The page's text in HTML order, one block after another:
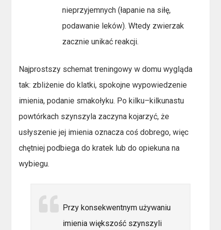
nieprzyjemnych (łapanie na siłę,
podawanie leków). Wtedy zwierzak
zacznie unikać reakcji.
Najprostszy schemat treningowy w domu wygląda
tak: zbliżenie do klatki, spokojne wypowiedzenie
imienia, podanie smakołyku. Po kilku–kilkunastu
powtórkach szynszyla zaczyna kojarzyć, że
usłyszenie jej imienia oznacza coś dobrego, więc
chętniej podbiega do kratek lub do opiekuna na
wybiegu.
Przy konsekwentnym używaniu
imienia większość szynszyli